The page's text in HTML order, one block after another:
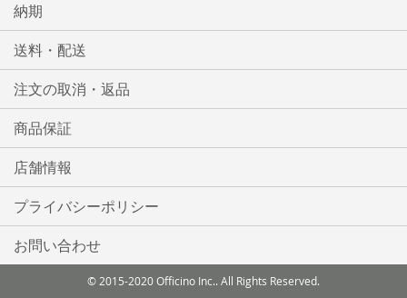
納期
送料・配送
注文の取消・返品
商品保証
店舗情報
プライバシーポリシー
お問い合わせ
© 2015-2020 Officino Inc.. All Rights Reserved.